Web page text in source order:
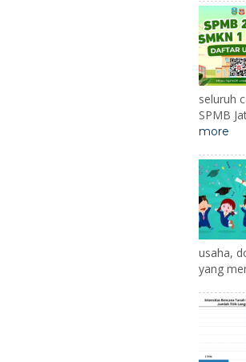
seluruh
SPMB
more:
1
usaha,
yang